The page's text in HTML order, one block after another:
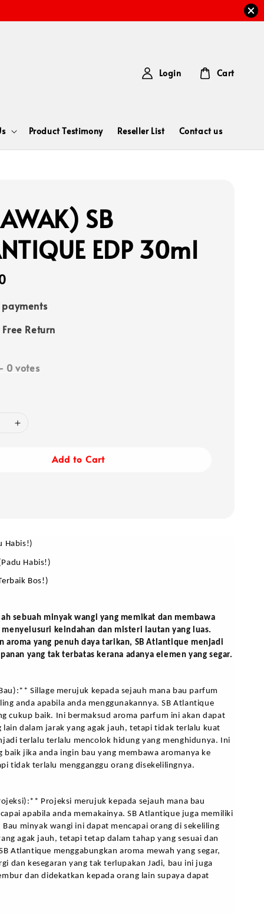
Product Testimony Reseller List Contact us
Login Cart
SB
EDP 30ml
payments
Return
0 votes
Add to Cart
Habis!)
Habis!)
Bos!)
sebuah minyak wangi yang memikat dan membawa
menyelusuri keindahan dan misteri lautan yang luas.
aroma yang penuh daya tarikan, SB Atlantique menjadi
yang tak terbatas kerana adanya elemen yang segar.
Sillage merujuk kepada sejauh mana bau parfum
anda apabila anda menggunakannya. SB Atlantique
cukup baik. Ini bermaksud aroma parfum ini akan dapat
lain dalam jarak yang agak jauh, tetapi tidak terlalu kuat
terlalu terlalu mencolok hidung yang menghidunya. Ini
baik jika anda ingin bau yang membawa aromanya ke
tidak terlalu mengganggu orang disekelilingnya.
Projeksi merujuk kepada sejauh mana bau
apabila anda memakainya. SB Atlantique juga memiliki
minyak wangi ini dapat mencapai orang di sekeliling
agak jauh, tetapi tetap dalam tahap yang sesuai dan
Atlantique menggabungkan aroma mewah yang segar,
dan kesegaran yang tak terlupakan Jadi, bau ini juga
dan didekatkan kepada orang lain supaya dapat